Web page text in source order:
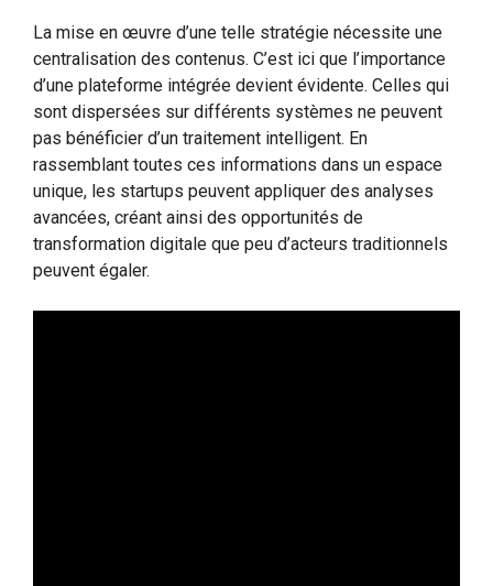
La mise en œuvre d’une telle stratégie nécessite une
centralisation des contenus. C’est ici que l’importance
d’une plateforme intégrée devient évidente. Celles qui
sont dispersées sur différents systèmes ne peuvent
pas bénéficier d’un traitement intelligent. En
rassemblant toutes ces informations dans un espace
unique, les startups peuvent appliquer des analyses
avancées, créant ainsi des opportunités de
transformation digitale que peu d’acteurs traditionnels
peuvent égaler.